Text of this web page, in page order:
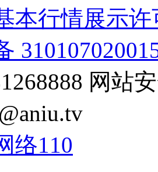
本行情展示许
网站
络110